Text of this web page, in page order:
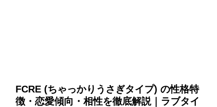
FCRE (ちゃっかりうさぎタイプ) の性格特
徴・恋愛傾向・相性を徹底解説｜ラブタイ